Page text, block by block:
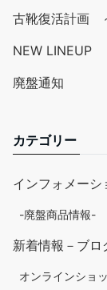
古靴復活計画
NEW LINEUP
廃盤通知
カテゴリー
インフォメーシ
-廃盤商品情報-
新着情報－ブロ
オンラインショ